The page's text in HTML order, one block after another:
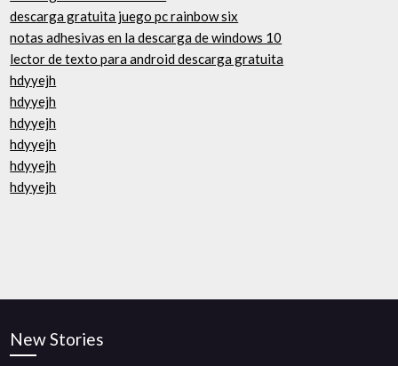
descarga gratuita juego pc rainbow six
notas adhesivas en la descarga de windows 10
lector de texto para android descarga gratuita
hdyyejh
hdyyejh
hdyyejh
hdyyejh
hdyyejh
hdyyejh
New Stories